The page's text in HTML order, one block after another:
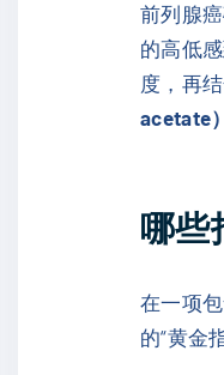
前列腺
的高低
度，再
acetate）
哪些
在一项
的“黄金